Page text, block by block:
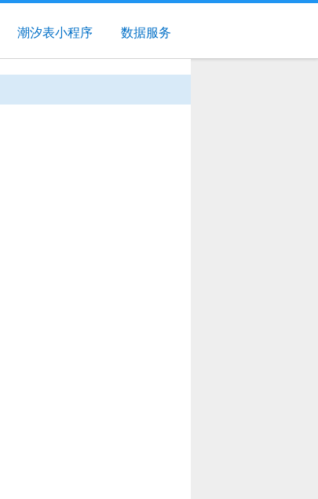
潮汐表小程序 数据服务